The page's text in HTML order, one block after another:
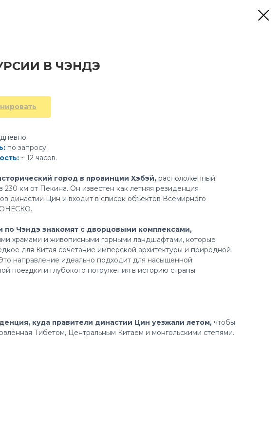
В ЧЭНДЭ
по запросу.
~ 12 часов.
город в провинции Хэбэй, расположенный
230 км от Пекина. Он известен как летняя резиденция
династии Цин и входит в список объектов Всемирного
по Чэндэ знакомят с дворцовыми комплексами,
храмами и живописными горными ландшафтами, которые
для Китая сочетание имперской архитектуры и природной
направление идеально подходит для насыщенной
поездки и глубокого погружения в историю страны.
куда правители династии Цин уезжали летом, чтобы
Тибетом, Центральным Китаем и монгольскими степями.